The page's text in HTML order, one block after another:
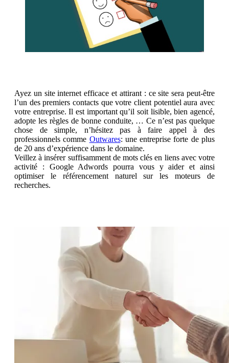
Ayez un site internet efficace et attirant : ce site sera peut-être
l’un des premiers contacts que votre client potentiel aura avec
votre entreprise. Il est important qu’il soit lisible, bien agencé,
adopte les règles de bonne conduite, … Ce n’est pas quelque
chose de simple, n’hésitez pas à faire appel à des
professionnels comme Outwares: une entreprise forte de plus
de 20 ans d’expérience dans le domaine.
Veillez à insérer suffisamment de mots clés en liens avec votre
activité : Google Adwords pourra vous y aider et ainsi
optimiser le référencement naturel sur les moteurs de
recherches.